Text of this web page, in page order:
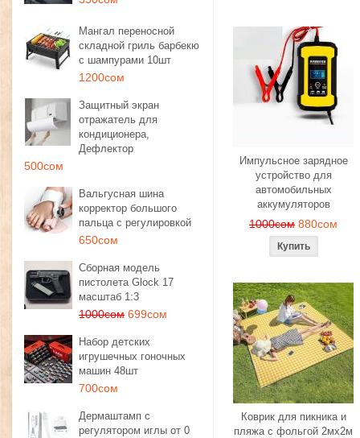
Мангал переносной
складной гриль барбекю
с шампурами 10шт
1200сом
Защитный экран
отражатель для
кондиционера,
Дефлектор
500сом
Вальгусная шина
корректор большого
пальца с регулировкой
650сом
Сборная модель
пистолета Glock 17
масштаб 1:3
1000сом 699сом
Набор детских
игрушечных гоночных
машин 48шт
700сом
Дермаштамп с
регулятором иглы от 0
Импульсное зарядное
устройство для
автомобильных
аккумуляторов
1000сом 880сом
Коврик для пикника и
пляжа с фольгой 2мх2м